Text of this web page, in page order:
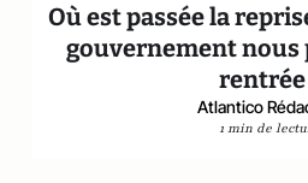
Où est passée la
gouvernement nous
rentrée
Atlantico
1 min de